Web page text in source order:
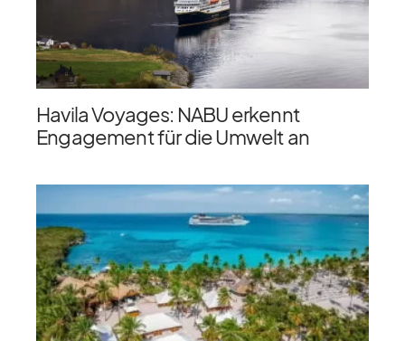
Havila Voyages: NABU erkennt
Engagement für die Umwelt an